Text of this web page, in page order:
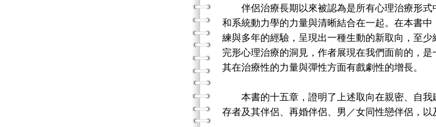
伴侶治療長期以來被認為是所有心理治療形式
和系統動力學的力量與清晰結合在一起。在本書
練與多年的經驗，呈現出一種生動的新取向，至
完形心理治療的洞見，作者展現在我們面前的，
其在治療性的力量與彈性方面有戲劇性的增長。
本書的十五章，證明了上述取向在親密、自我
存者及其伴侶、再婚伴侶、男／女同性戀伴侶，